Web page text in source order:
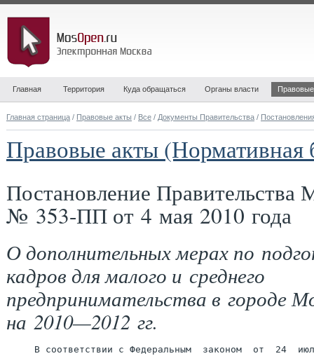
Главная Территория Куда обращаться Органы власти
Главная страница / Правовые акты / Все / Документы Правительства /
Правовые акты (Нормативная
Постановление Правительства
№ 353-ПП от 4 мая 2010 года
О дополнительных мерах по
кадров для малого и среднего
предпринимательства в городе
на 2010—2012 гг.
В соответствии с Федеральным  законом  от  24